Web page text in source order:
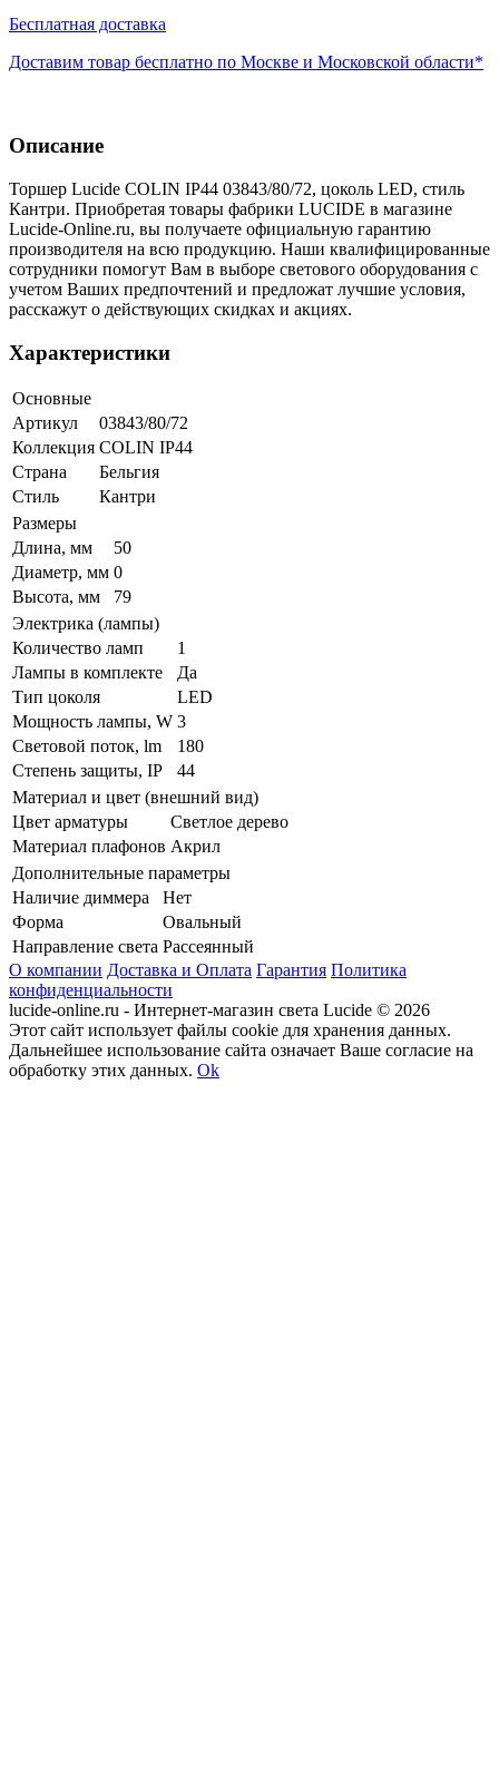
Бесплатная доставка
Доставим товар бесплатно по Москве и Московской области*
Описание
Торшер Lucide COLIN IP44 03843/80/72, цоколь LED, стиль
Кантри. Приобретая товары фабрики LUCIDE в магазине
Lucide-Online.ru, вы получаете официальную гарантию
производителя на всю продукцию. Наши квалифицированные
сотрудники помогут Вам в выборе светового оборудования с
учетом Ваших предпочтений и предложат лучшие условия,
расскажут о действующих скидках и акциях.
Характеристики
Основные
Артикул
03843/80/72
Коллекция COLIN IP44
Страна
Бельгия
Стиль
Кантри
Размеры
Длина, мм
50
Диаметр, мм 0
Высота, мм
79
Электрика (лампы)
Количество ламп
1
Лампы в комплекте
Да
Тип цоколя
LED
Мощность лампы, W 3
Световой поток, lm
180
Степень защиты, IP
44
Материал и цвет (внешний вид)
Цвет арматуры
Светлое дерево
Материал плафонов Акрил
Дополнительные параметры
Наличие диммера
Нет
Форма
Овальный
Направление света Рассеянный
О компании Доставка и Оплата Гарантия Политика
конфиденциальности
lucide-online.ru - Интернет-магазин света Lucide © 2026
Этот сайт использует файлы cookie для хранения данных.
Дальнейшее использование сайта означает Ваше согласие на
обработку этих данных. Ok